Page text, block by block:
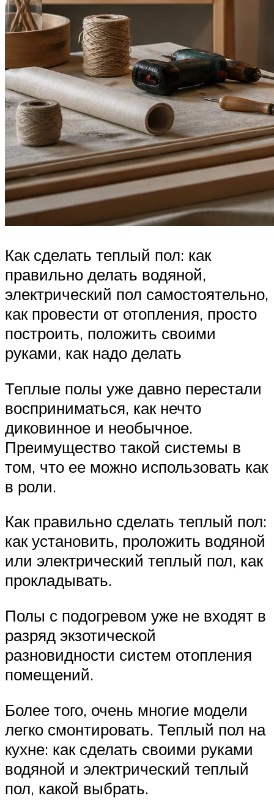
Как сделать теплый пол: как
правильно делать водяной,
электрический пол самостоятельно,
как провести от отопления, просто
построить, положить своими
руками, как надо делать
Теплые полы уже давно перестали
восприниматься, как нечто
диковинное и необычное.
Преимущество такой системы в
том, что ее можно использовать как
в роли.
Как правильно сделать теплый пол:
как установить, проложить водяной
или электрический теплый пол, как
прокладывать.
Полы с подогревом уже не входят в
разряд экзотической
разновидности систем отопления
помещений.
Более того, очень многие модели
легко смонтировать. Теплый пол на
кухне: как сделать своими руками
водяной и электрический теплый
пол, какой выбрать.